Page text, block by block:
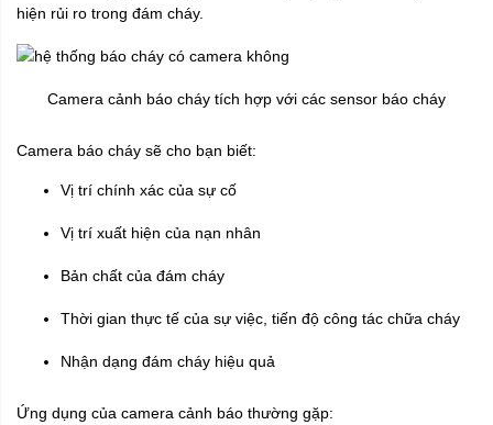
hiện rủi ro trong đám cháy.
Camera cảnh báo cháy tích hợp với các sensor báo cháy
Camera báo cháy sẽ cho bạn biết:
Vị trí chính xác của sự cố
Vị trí xuất hiện của nạn nhân
Bản chất của đám cháy
Thời gian thực tế của sự việc, tiến độ công tác chữa cháy
Nhận dạng đám cháy hiệu quả
Ứng dụng của camera cảnh báo thường gặp: